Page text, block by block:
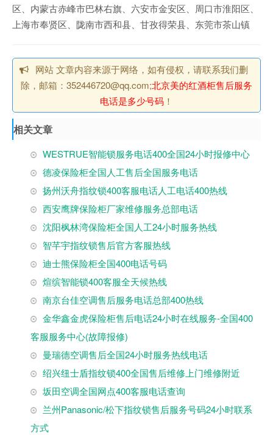
区、内蒙古赤峰市巴林右旗、六安市金安区、周口市淮阳区、
上海市奉贤区、陇南市西和县、甘孜得荣县、东莞市茶山镇
网站 文章内容来源于网络，如有侵权，请联系我们删
除，邮箱：352446720@qq.com;北京美的红酒柜售后服务
电话是多少号码 ！
相关文章
WESTRUE智能锁服务电话400全国24小时报修中心
德凌保险柜全国人工售后全国服务电话
扬州沃舟指纹锁400客服电话人工电话400热线
西安鹰牌保险柜厂家维修服务总部电话
沈阳枫林湾保险柜全国人工24小时服务热线
智芊宇指纹锁售后官方客服热线
迪士熊保险柜全国400电话号码
煊缤智能锁400客服全天候热线
南京台佳空调售后服务电话总部400热线
金华鑫金虎保险柜售后电话24小时在线服务-全国400
客服服务中心(故障报修)
曼瑞德空调售后全国24小时服务热线电话
绍兴纽士盾指纹锁400全国售后维修上门维修附近
坂田空调全国网点400客服电话查询
兰州Panasonic/松下指纹锁售后服务号码24小时联系
方式